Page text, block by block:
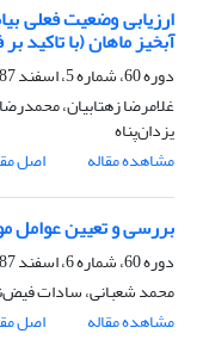
ارزیابی وضعیت فعلی
آبخیز ماهان (با تاکید
دوره 60، شماره 5، اسفند 1387
غلامرضا زهتابیان،
یزدان‌پناه
مشاهده مقاله
اصل
بررسی و تعیین عوامل
دوره 60، شماره 6، اسفند 1387
محمد شعبانی، سادات
مشاهده مقاله
اصل